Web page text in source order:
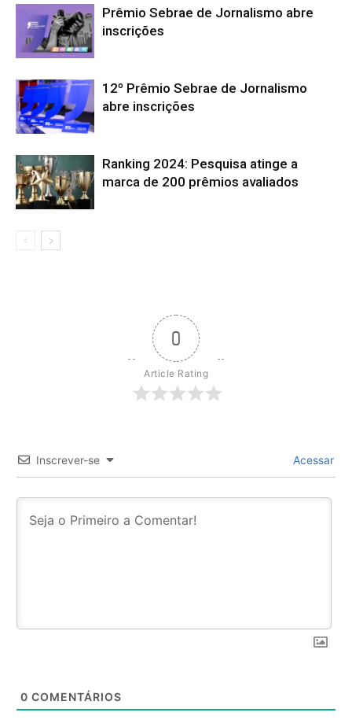
Prêmio Sebrae de Jornalismo abre
inscrições
12º Prêmio Sebrae de Jornalismo
abre inscrições
Ranking 2024: Pesquisa atinge a
marca de 200 prêmios avaliados
0
Article Rating
Inscrever-se Acessar
0 COMENTÁRIOS